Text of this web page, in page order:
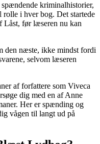
kriminalhistorier,
i hver bog. Det startede
Låst, før læseren nu kan
den næste, ikke mindst fordi
selvom læseren
af forfattere som Viveca
dig med en af Anne
Her er spænding og
vågen til langt ud på